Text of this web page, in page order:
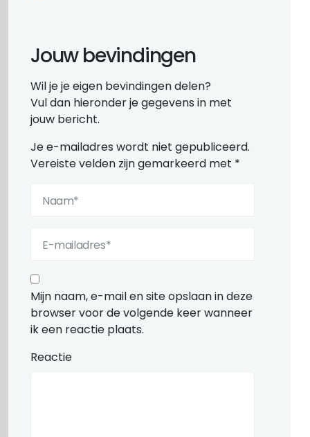
Jouw bevindingen
Wil je je eigen bevindingen delen?
Vul dan hieronder je gegevens in met
jouw bericht.
Je e-mailadres wordt niet gepubliceerd.
Vereiste velden zijn gemarkeerd met *
Mijn naam, e-mail en site opslaan in deze
browser voor de volgende keer wanneer
ik een reactie plaats.
Reactie